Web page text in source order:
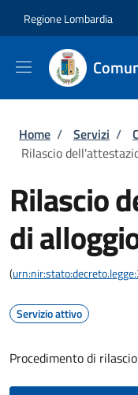
Regione Lombardia
Briciole di
Home / Servizi /
Rilascio
Rilascio
di
(
Servizio attivo
Procedimento di